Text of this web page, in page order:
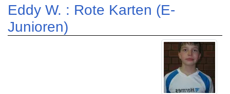
Eddy W. : Rote Karten (E-
Junioren)